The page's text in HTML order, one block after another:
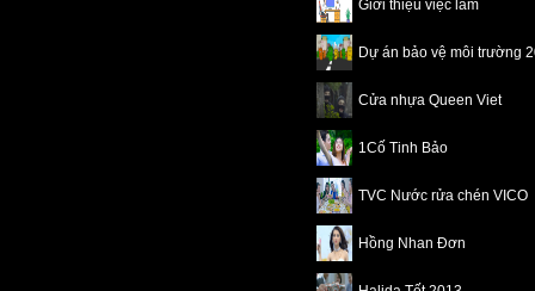
Giới thiệu việc làm
Dự án bảo vệ môi trường
Cửa nhựa Queen Viet
1Cố Tinh Bảo
TVC Nước rửa chén VICO
Hồng Nhan Đơn